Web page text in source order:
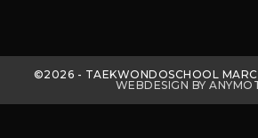
©2026 - TAEKWONDOSCHOOL
WEBDESIGN BY